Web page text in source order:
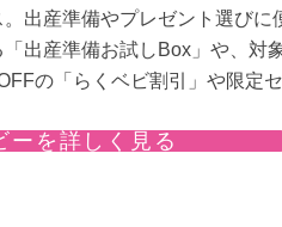
出産準備やプレゼント選びに
出産準備お試しBox」や、対
の「らくベビ割引」や限定セ
ーを詳しく見る